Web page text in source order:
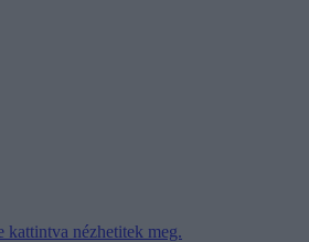
kattintva nézhetitek meg.